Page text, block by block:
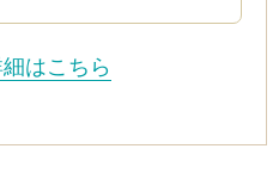
はこちら